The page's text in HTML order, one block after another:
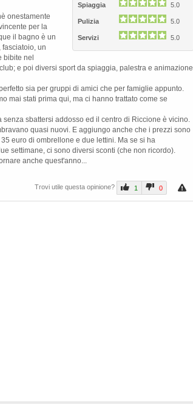
Spiaggia 5.0
Pulizia 5.0
Servizi 5.0
onestamente
per la
il bagno è un
fasciatoio, un
bibite nel
e poi diversi sport da spiaggia, palestra e animazione
sia per gruppi di amici che per famiglie appunto.
mai stati prima qui, ma ci hanno trattato come se
sbattersi addosso ed il centro di Riccione è vicino.
quasi nuovi. E aggiungo anche che i prezzi sono
euro di ombrellone e due lettini. Ma se si ha
settimane, ci sono diversi sconti (che non ricordo).
anche quest'anno...
Trovi utile questa opinione? 1 0